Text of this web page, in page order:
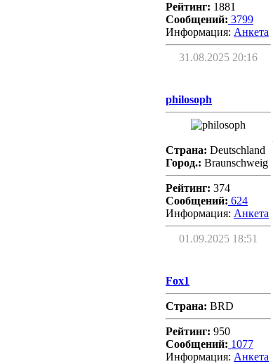
Рейтинг: 1881
Сообщений: 3799
Информация: Aнкета
31.08.2025 20:16
philosoph
Страна: Deutschland
Город.: Braunschweig
Рейтинг: 374
Сообщений: 624
Информация: Aнкета
01.09.2025 18:51
Fox1
Страна: BRD
Рейтинг: 950
Сообщений: 1077
Информация: Aнкета